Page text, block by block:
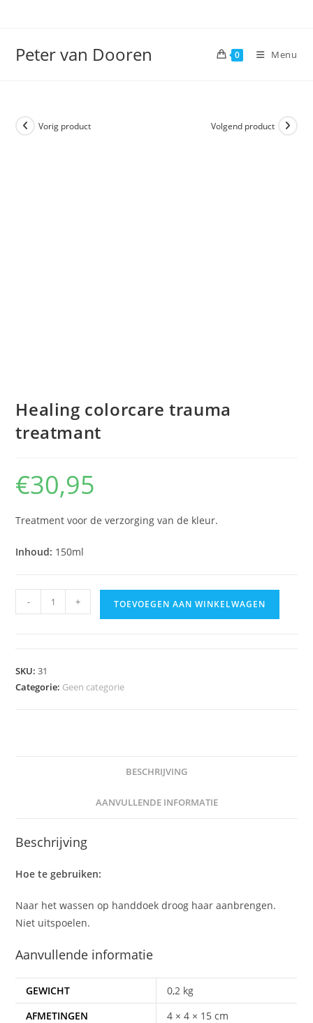
Peter van Dooren 0 Menu
Vorig product Volgend product
Healing colorcare trauma
treatmant
€30,95
Treatment voor de verzorging van de kleur.
Inhoud: 150ml
colorcare
aantal
- + TOEVOEGEN AAN WINKELWAGEN
SKU:31
Categorie: Geen categorie
BESCHRIJVING
AANVULLENDE INFORMATIE
Beschrijving
Hoe te gebruiken:
Naar het wassen op handdoek droog haar aanbrengen.
Niet uitspoelen.
Aanvullende informatie
GEWICHT
0,2 kg
AFMETINGEN
4 × 4 × 15 cm